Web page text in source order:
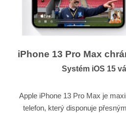
iPhone 13 Pro Max
Systém iOS 15
Apple iPhone 13 Pro Max je
telefon, který disponuje